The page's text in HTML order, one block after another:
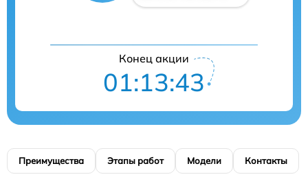
Конец акции
01:13:42
Преимущества Этапы работ Модели Контакты